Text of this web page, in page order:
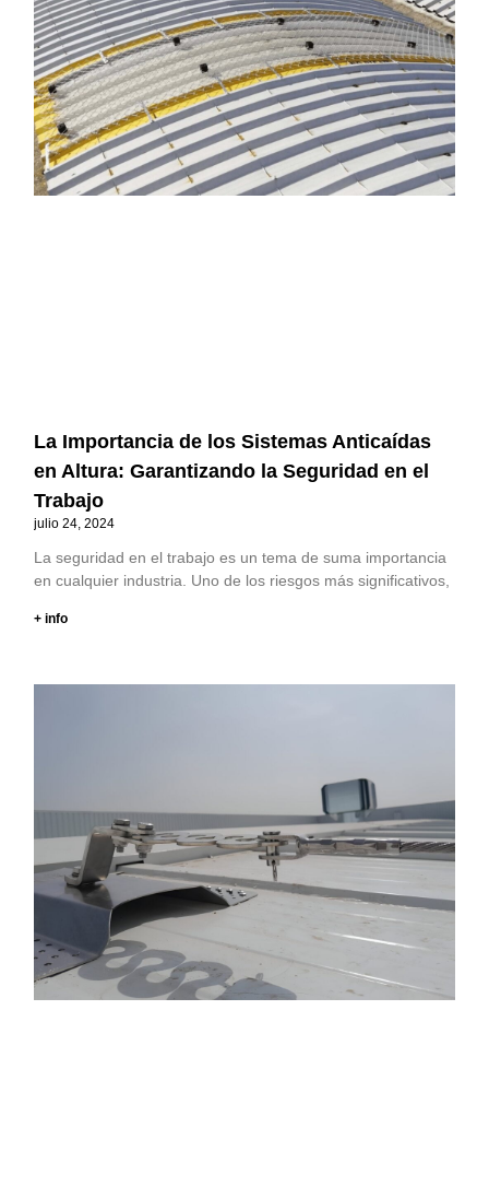
La Importancia de los Sistemas Anticaídas
en Altura: Garantizando la Seguridad en el
Trabajo
julio 24, 2024
La seguridad en el trabajo es un tema de suma importancia
en cualquier industria. Uno de los riesgos más significativos,
+ info